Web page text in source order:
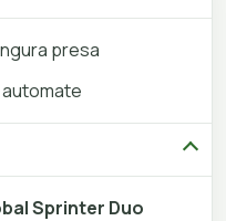
presa
automate
Sprinter Duo